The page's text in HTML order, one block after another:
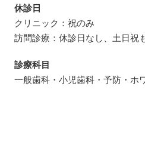
休診日
クリニック：祝のみ
訪問診療：休診日なし、土日祝
診療科目
一般歯科・小児歯科・予防・ホ